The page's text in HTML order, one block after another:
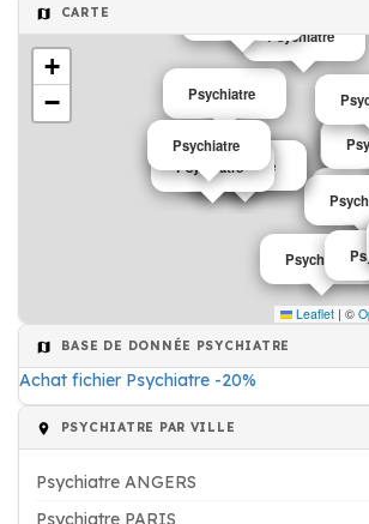
CARTE
Psychiatre
Psychiatre
Psychiatre
Psychiatre
Psychiatre
Psychiatre
Psychiatre
+
−
Leaflet | ©
BASE DE DONNÉE PSYCHIATRE
Achat fichier Psychiatre -20%
PSYCHIATRE PAR VILLE
Psychiatre ANGERS
Psychiatre PARIS